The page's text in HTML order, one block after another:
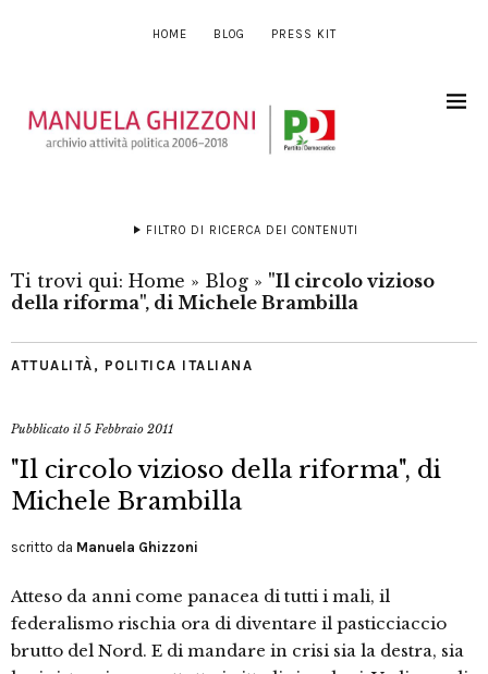
HOME BLOG PRESS KIT
FILTRO DI RICERCA DEI CONTENUTI
Ti trovi qui: Home » Blog » "Il circolo vizioso
della riforma", di Michele Brambilla
ATTUALITÀ , POLITICA ITALIANA
Pubblicato il5 Febbraio 2011
"Il circolo vizioso della riforma", di
Michele Brambilla
scritto da Manuela Ghizzoni
Atteso da anni come panacea di tutti i mali, il
federalismo rischia ora di diventare il pasticciaccio
brutto del Nord. E di mandare in crisi sia la destra, sia